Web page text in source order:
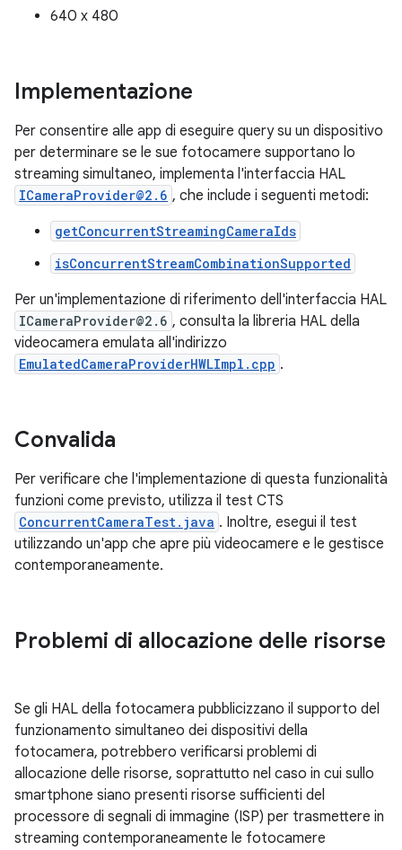
640 x 480
Implementazione
Per consentire alle app di eseguire query su un dispositivo
per determinare se le sue fotocamere supportano lo
streaming simultaneo, implementa l'interfaccia HAL
ICameraProvider@2.6 , che include i seguenti metodi:
getConcurrentStreamingCameraIds
isConcurrentStreamCombinationSupported
Per un'implementazione di riferimento dell'interfaccia HAL
ICameraProvider@2.6 , consulta la libreria HAL della
videocamera emulata all'indirizzo
EmulatedCameraProviderHWLImpl.cpp .
Convalida
Per verificare che l'implementazione di questa funzionalità
funzioni come previsto, utilizza il test CTS
ConcurrentCameraTest.java . Inoltre, esegui il test
utilizzando un'app che apre più videocamere e le gestisce
contemporaneamente.
Problemi di allocazione delle risorse
Se gli HAL della fotocamera pubblicizzano il supporto del
funzionamento simultaneo dei dispositivi della
fotocamera, potrebbero verificarsi problemi di
allocazione delle risorse, soprattutto nel caso in cui sullo
smartphone siano presenti risorse sufficienti del
processore di segnali di immagine (ISP) per trasmettere in
streaming contemporaneamente le fotocamere